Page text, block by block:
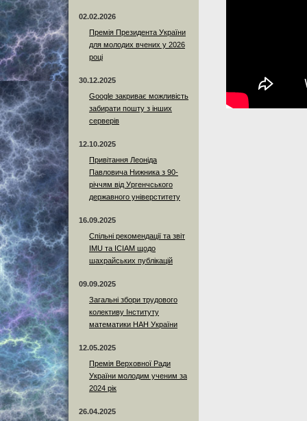
02.02.2026
Премія Президента України
для молодих вчених у 2026
році
30.12.2025
Google закриває можливість
забирати пошту з інших
серверів
12.10.2025
Привітання Леоніда
Павловича Нижника з 90-
річчям від Ургенчського
державного універститету
16.09.2025
Спільні рекомендації та звіт
IMU та ICIAM щодо
шахрайських публікацій
09.09.2025
Загальні збори трудового
колективу Інституту
математики НАН України
12.05.2025
Премія Верховної Ради
України молодим ученим за
2024 рік
26.04.2025